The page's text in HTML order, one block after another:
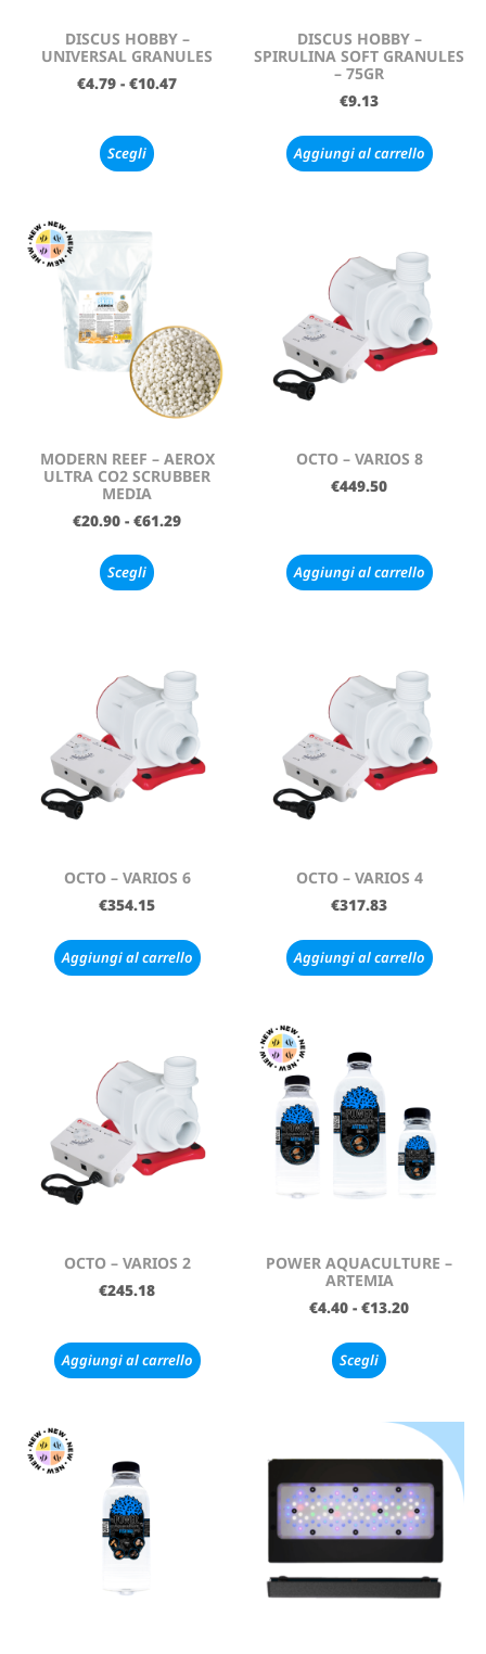
DISCUS HOBBY –
UNIVERSAL GRANULES
€4.79 - €10.47
Scegli
DISCUS HOBBY –
SPIRULINA SOFT GRANULES
– 75GR
€9.13
Aggiungi al carrello
MODERN REEF – AEROX
ULTRA CO2 SCRUBBER
MEDIA
€20.90 - €61.29
Scegli
OCTO – VARIOS 8
€449.50
Aggiungi al carrello
OCTO – VARIOS 6
€354.15
Aggiungi al carrello
OCTO – VARIOS 4
€317.83
Aggiungi al carrello
OCTO – VARIOS 2
€245.18
Aggiungi al carrello
POWER AQUACULTURE –
ARTEMIA
€4.40 - €13.20
Scegli